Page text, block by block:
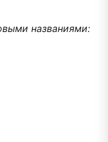
названиями: